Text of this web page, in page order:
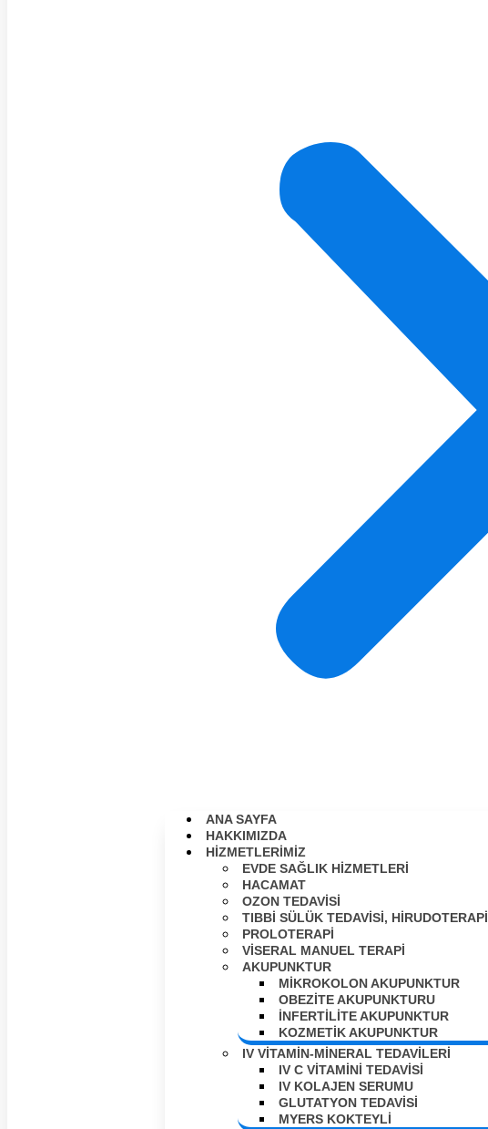
ANA SAYFA
HAKKIMIZDA
HIZMETLERIMIZ
EVDE SAĞLIK HIZMETLERI
HACAMAT
OZON TEDAVISI
TIBBI SÜLÜK TEDAVISI, HIRUDOTERAPI
PROLOTERAPI
VISERAL MANUEL TERAPI
AKUPUNKTUR
MIKROKOLON AKUPUNKTUR
OBEZITE AKUPUNKTURU
İNFERTILITE AKUPUNKTUR
KOZMETIK AKUPUNKTUR
IV VİTAMİN-MİNERAL TEDAVİLERİ
IV C VITAMINI TEDAVISI
IV KOLAJEN SERUMU
GLUTATYON TEDAVISI
MYERS KOKTEYLİ